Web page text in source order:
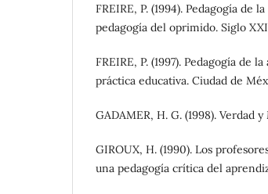
FREIRE, P. (1994). Pedagogía
pedagogía del oprimido. Siglo
FREIRE, P. (1997). Pedagogía de
práctica educativa. Ciudad de
GADAMER, H. G. (1998). Verdad
GIROUX, H. (1990). Los
una pedagogía crítica del